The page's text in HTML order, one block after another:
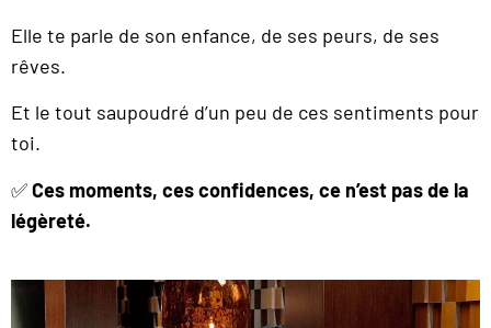
Elle te parle de son enfance, de ses peurs, de ses
rêves.
Et le tout saupoudré d’un peu de ces sentiments pour
toi.
✅Ces moments, ces confidences, ce n’est pas de la
légèreté.